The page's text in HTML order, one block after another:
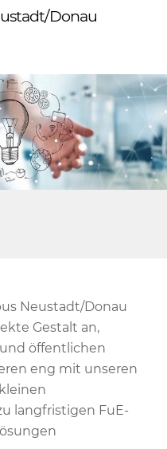
Donau
Neustadt/Donau
Gestalt an,
öffentlichen
eng mit unseren
langfristigen FuE-